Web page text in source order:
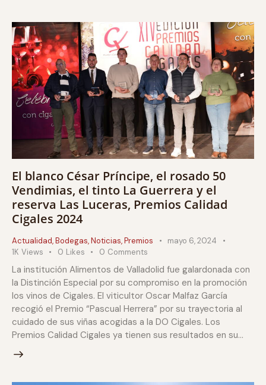
El blanco César Príncipe, el rosado 50
Vendimias, el tinto La Guerrera y el
reserva Las Luceras, Premios Calidad
Cigales 2024
Actualidad,Bodegas,Noticias,Premios
mayo 6, 2024
1K Views 0 Likes 0 Comments
La institución Alimentos de Valladolid fue galardonada con
la Distinción Especial por su compromiso en la promoción
los vinos de Cigales. El viticultor Oscar Malfaz García
recogió el Premio “Pascual Herrera” por su trayectoria al
cuidado de sus viñas acogidas a la DO Cigales. Los
Premios Calidad Cigales ya tienen sus resultados en su…